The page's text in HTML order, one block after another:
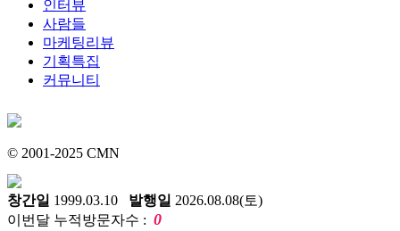
인터뷰
사람들
마케팅리뷰
기획특집
커뮤니티
© 2001-2025 CMN
창간일 1999.03.10 발행일 2026.08.08(토)
이번달 누적방문자수 : 0